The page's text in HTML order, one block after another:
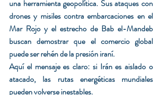
una herramienta geopolítica. Sus ataques con
drones y misiles contra embarcaciones en el
Mar Rojo y el estrecho de Bab el-Mandeb
buscan demostrar que el comercio global
puede ser rehén de la presión iraní.
Aquí el mensaje es claro: si Irán es aislado o
atacado, las rutas energéticas mundiales
pueden volverse inestables.